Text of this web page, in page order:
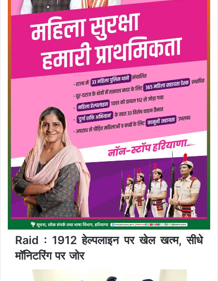
Raid : 1912 हेल्पलाइन पर खेल खत्म, सीधे
मॉनिटरिंग पर जोर